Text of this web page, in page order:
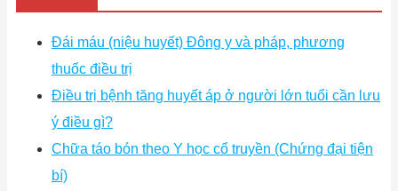
Đái máu (niệu huyết) Đông y và pháp, phương
thuốc điều trị
Điều trị bệnh tăng huyết áp ở người lớn tuổi cần lưu
ý điều gì?
Chữa táo bón theo Y học cổ truyền (Chứng đại tiện
bí)